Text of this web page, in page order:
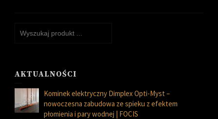
AKTUALNOŚCI
Kominek elektryczny Dimplex Opti-Myst –
nowoczesna zabudowa ze spieku z efektem
płomienia i pary wodnej | FOCIS